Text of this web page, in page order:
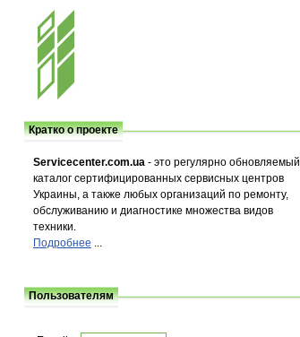
Кратко о проекте
Servicecenter.com.ua- это регулярно обновляемый
каталог сертифицированных сервисных центров
Украины, а также любых организаций по ремонту,
обслуживанию и диагностике множества видов
техники.
Подробнее ...
Пользователям